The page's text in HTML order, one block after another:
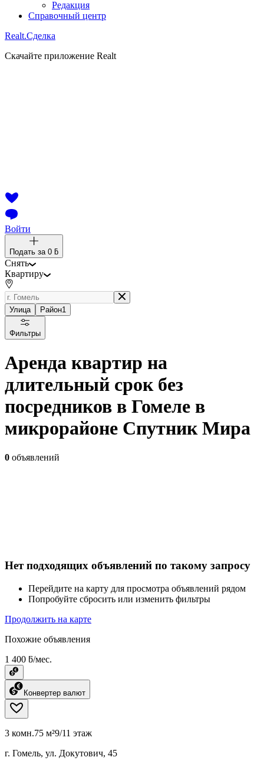
Редакция
Справочный центр
Realt.Сделка
Скачайте приложение Realt
Войти
Подать за 0 ƃ
Снять
Квартиру
Улица Район1
Фильтры
Аренда квартир на
длительный срок без
посредников в Гомеле в
микрорайоне Спутник Мира
0 объявлений
Нет подходящих объявлений по такому запросу
Перейдите на карту для просмотра объявлений рядом
Попробуйте сбросить или изменить фильтры
Продолжить на карте
Похожие объявления
1 400 ƃ/мес.
Конвертер валют
3 комн.75 м²9/11 этаж
г. Гомель, ул. Докутович, 45